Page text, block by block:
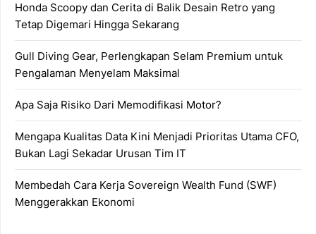
Honda Scoopy dan Cerita di Balik Desain Retro yang
Tetap Digemari Hingga Sekarang
Gull Diving Gear, Perlengkapan Selam Premium untuk
Pengalaman Menyelam Maksimal
Apa Saja Risiko Dari Memodifikasi Motor?
Mengapa Kualitas Data Kini Menjadi Prioritas Utama CFO,
Bukan Lagi Sekadar Urusan Tim IT
Membedah Cara Kerja Sovereign Wealth Fund (SWF)
Menggerakkan Ekonomi